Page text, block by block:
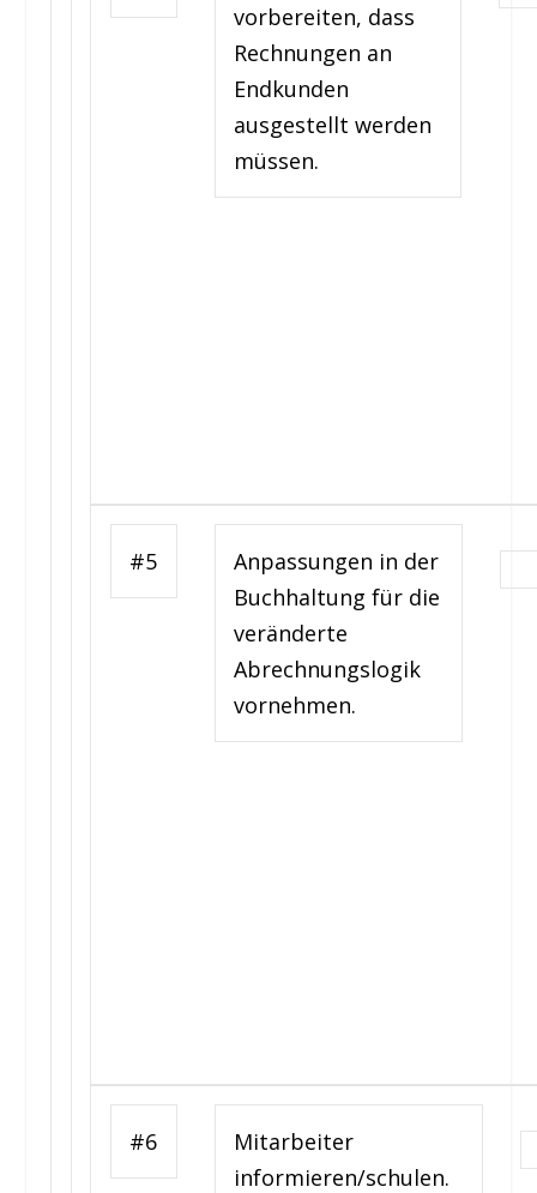
vorbereiten, dass
Rechnungen an
Endkunden
ausgestellt werden
müssen.
#5
Anpassungen in der
Buchhaltung für die
veränderte
Abrechnungslogik
vornehmen.
#6
Mitarbeiter
informieren/schulen.